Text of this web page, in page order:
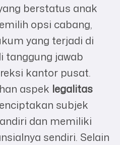
berstatus anak
opsi cabang,
yang terjadi di
tanggung jawab
kantor pusat.
aspek legalitas
subjek
dan memiliki
sendiri. Selain